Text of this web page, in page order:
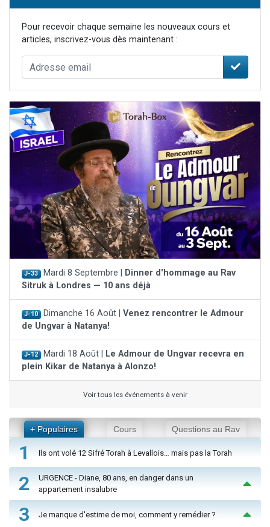
Pour recevoir chaque semaine les nouveaux cours et
articles, inscrivez-vous dès maintenant :
J-33 Mardi 8 Septembre |
Dinner d'hommage au Rav
Sitruk à Londres — 10 ans déjà
J-10 Dimanche 16 Août | Venez rencontrer le Admour
de Ungvar à Natanya!
J-12 Mardi 18 Août |
Le Admour de Ungvar recevra en
plein Kikar de Natanya à Alonzo!
Voir tous les événements à venir
+ Populaires Cours Questions au Rav
1 Ils ont volé 12 Sifré Torah à Levallois… mais pas la Torah
2
URGENCE - Diane, 80 ans, en danger dans un
appartement insalubre
3 Je manque d'estime de moi, comment y remédier ?